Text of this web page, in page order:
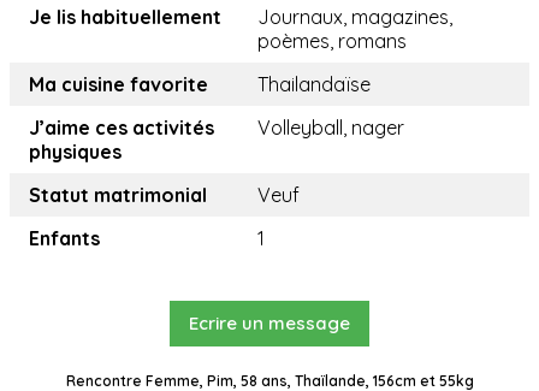
Je lis habituellement
Journaux, magazines,
poèmes, romans
Ma cuisine favorite
Thailandaïse
J’aime ces activités
physiques
Volleyball, nager
Statut matrimonial
Veuf
Enfants
1
Ecrire un message
Rencontre Femme, Pim, 58 ans, Thaïlande, 156cm et 55kg